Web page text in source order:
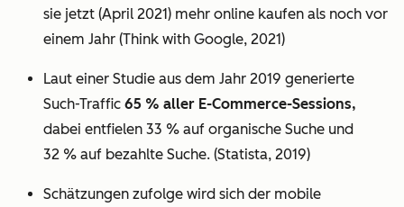
sie jetzt (April 2021) mehr online kaufen als noch vor
einem Jahr (Think with Google, 2021)
Laut einer Studie aus dem Jahr 2019 generierte
Such-Traffic 65 % aller E-Commerce-Sessions,
dabei entfielen 33 % auf organische Suche und
32 % auf bezahlte Suche. (Statista, 2019)
Schätzungen zufolge wird sich der mobile